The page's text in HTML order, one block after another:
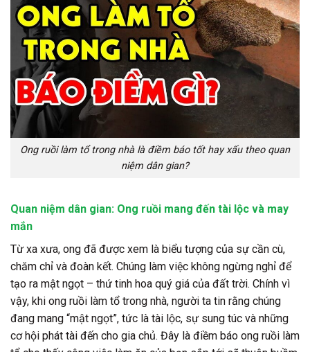
Ong ruồi làm tổ trong nhà là điềm báo tốt hay xấu theo quan
niệm dân gian?
Quan niệm dân gian: Ong ruồi mang đến tài lộc và may
mắn
Từ xa xưa, ong đã được xem là biểu tượng của sự cần cù,
chăm chỉ và đoàn kết. Chúng làm việc không ngừng nghỉ để
tạo ra mật ngọt – thứ tinh hoa quý giá của đất trời. Chính vì
vậy, khi ong ruồi làm tổ trong nhà, người ta tin rằng chúng
đang mang “mật ngọt”, tức là tài lộc, sự sung túc và những
cơ hội phát tài đến cho gia chủ. Đây là điềm báo ong ruồi làm